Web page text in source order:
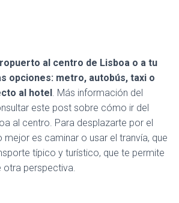
al centro de Lisboa o a tu
opciones: metro, autobús, taxi o
al hotel. Más información del
este post sobre cómo ir del
al centro. Para desplazarte por el
mejor es caminar o usar el tranvía, que
típico y turístico, que te permite
otra perspectiva.